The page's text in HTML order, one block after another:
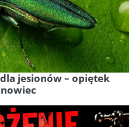
jesionów – opiętek